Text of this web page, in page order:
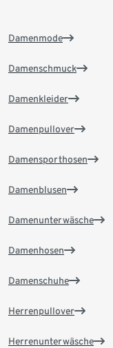
Damenmode
Damenschmuck
Damenkleider
Damenpullover
Damensporthosen
Damenblusen
Damenunterwäsche
Damenhosen
Damenschuhe
Herrenpullover
Herrenunterwäsche